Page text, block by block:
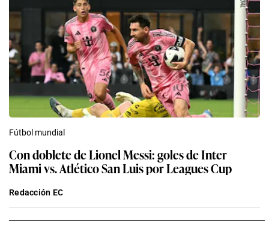
Fútbol mundial
Con doblete de Lionel Messi: goles de Inter
Miami vs. Atlético San Luis por Leagues Cup
Redacción EC